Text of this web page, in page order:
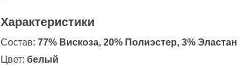
Характеристики
Состав: 77% Вискоза, 20% Полиэстер, 3% Эластан
Цвет: белый